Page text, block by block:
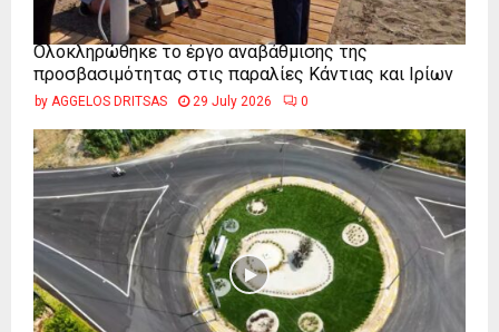
Ολοκληρώθηκε το έργο αναβάθμισης της
προσβασιμότητας στις παραλίες Κάντιας και Ιρίων
by AGGELOS DRITSAS 29 July 2026 0